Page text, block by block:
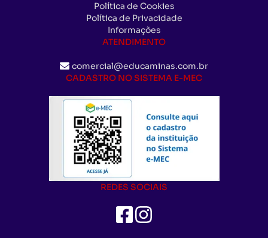
Política de Cookies
Política de Privacidade
Informações
ATENDIMENTO
comercial@educaminas.com.br
CADASTRO NO SISTEMA E-MEC
REDES SOCIAIS